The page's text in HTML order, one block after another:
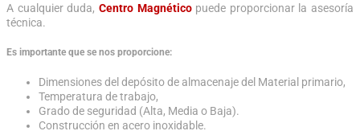
A cualquier duda, Centro Magnéticopuede proporcionar la asesoría
técnica.
Es importante que se nos proporcione:
Dimensiones del depósito de almacenaje del Material primario,
Temperatura de trabajo,
Grado de seguridad (Alta, Media o Baja).
Construcción en acero inoxidable.